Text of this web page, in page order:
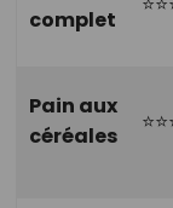
complet
Pain aux
céréales